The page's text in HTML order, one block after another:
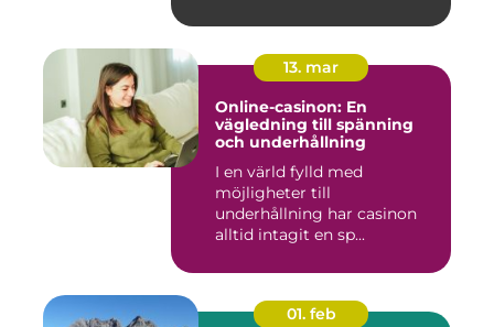
13. mar
Online-casinon: En
vägledning till spänning
och underhållning
I en värld fylld med
möjligheter till
underhållning har casinon
alltid intagit en sp...
01. feb